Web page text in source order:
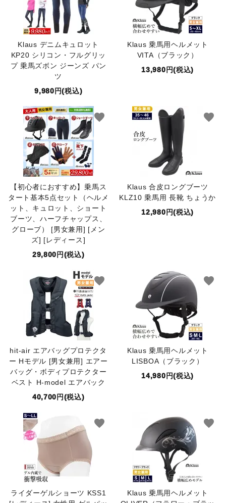
Klaus デニムキュロット
KP20 シリコン・フルグリッ
プ 乗馬ズボン ジーンズ パン
ツ
9,980円(税込)
Klaus 乗馬用ヘルメット
VITA（ブラック）
13,980円(税込)
【初心者におすすめ】乗馬ス
タート基本5点セット（ヘルメ
ット、キュロット、ショート
ブーツ、ハーフチャップス、
グローブ） [男女兼用] [メン
ズ] [レディース]
29,800円(税込)
favorite
Klaus 合皮ロングブーツ
KLZ10 乗馬用 長靴 ちょうか
12,980円(税込)
favorite
hit-air エアバッグプロテクタ
ー Hモデル [男女兼用] エアー
バッグ・ボディプロテクター
ベスト H-model エアバック
40,700円(税込)
favorite
Klaus 乗馬用ヘルメット
LISBOA（ブラック）
14,980円(税込)
favorite
ライダーゲルショーツ KSS1
favorite
Klaus 乗馬用ヘルメット
favorite